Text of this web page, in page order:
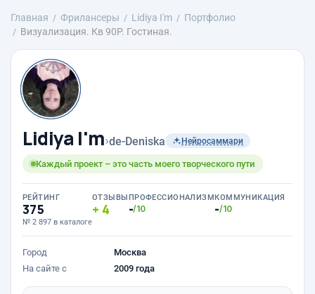
Главная Фрилансеры Lidiya I'm
Портфолио
Визуализация. Кв 90Р. Гостиная.
Lidiya I'm›de-Deniska Нейросаммари
Каждый проект – это часть моего творческого пути
РЕЙТИНГ
375
№ 2 897 в каталоге
ОТЗЫВЫ
4
ПРОФЕССИОНАЛИЗМ
-/10
КОММУНИКАЦИЯ
-/10
Город
Москва
На сайте с
2009 года